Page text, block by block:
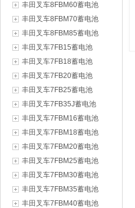
丰田叉车8FBM60蓄电池
丰田叉车8FBM70蓄电池
丰田叉车8FBM85蓄电池
丰田叉车7FB15蓄电池
丰田叉车7FB18蓄电池
丰田叉车7FB20蓄电池
丰田叉车7FB25蓄电池
丰田叉车7FB35J蓄电池
丰田叉车7FBM16蓄电池
丰田叉车7FBM18蓄电池
丰田叉车7FBM20蓄电池
丰田叉车7FBM25蓄电池
丰田叉车7FBM30蓄电池
丰田叉车7FBM35蓄电池
丰田叉车7FBM40蓄电池